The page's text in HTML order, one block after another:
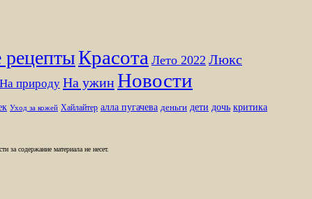
Красота Лето 2022 Люкс
На природу На ужинНовости
Уход за кожей Хайлайтер алла пугачева деньги дети дочь критика
за содержание материала не несет.